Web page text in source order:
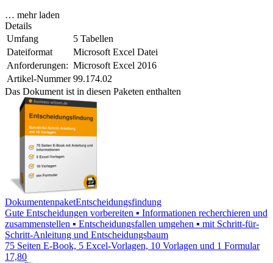
… mehr laden
Details
Umfang
5 Tabellen
Dateiformat
Microsoft Excel Datei
Anforderungen: Microsoft Excel 2016
Artikel-Nummer 99.174.02
Das Dokument ist in diesen Paketen enthalten
DokumentenpaketEntscheidungsfindung
Gute Entscheidungen vorbereiten ▪ Informationen recherchieren und
zusammenstellen ▪ Entscheidungsfallen umgehen ▪ mit Schritt-für-
Schritt-Anleitung und Entscheidungsbaum
75 Seiten E-Book, 5 Excel-Vorlagen, 10 Vorlagen und 1 Formular
17,80